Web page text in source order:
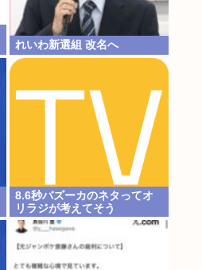
れいわ新選組 改名へ
8.6秒バズーカのネタってオ
リラジが考えてそう